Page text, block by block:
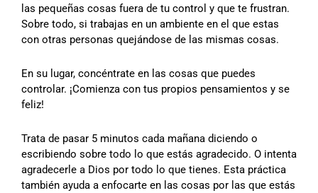
las pequeñas cosas fuera de tu control y que te frustran.
Sobre todo, si trabajas en un ambiente en el que estas
con otras personas quejándose de las mismas cosas.
En su lugar, concéntrate en las cosas que puedes
controlar. ¡Comienza con tus propios pensamientos y se
feliz!
Trata de pasar 5 minutos cada mañana diciendo o
escribiendo sobre todo lo que estás agradecido. O intenta
agradecerle a Dios por todo lo que tienes. Esta práctica
también ayuda a enfocarte en las cosas por las que estás